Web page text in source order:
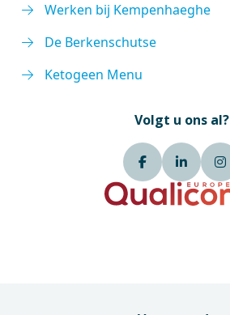
Werken bij Kempenhaeghe
De Berkenschutse
Ketogeen Menu
Volgt u ons al?